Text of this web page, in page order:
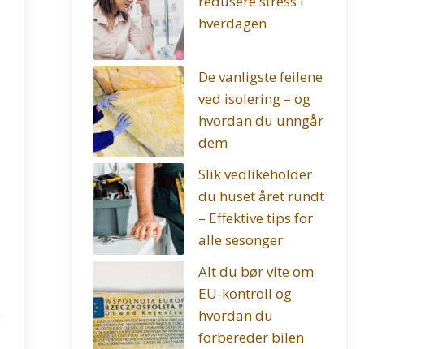
hverdagen
De vanligste feilene
ved isolering – og
hvordan du unngår
dem
Slik vedlikeholder
du huset året rundt
– Effektive tips for
alle sesonger
Alt du bør vite om
EU-kontroll og
hvordan du
forbereder bilen